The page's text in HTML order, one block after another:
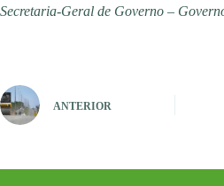
Secretaria-Geral de Governo –
ANTERIOR